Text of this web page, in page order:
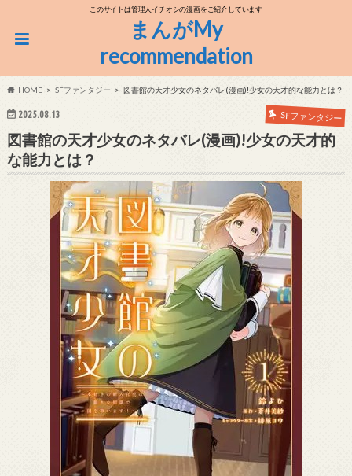
このサイトは管理人イチオシの漫画をご紹介しています
まんがMy
recommendation
HOME SFファンタジー 図書館の天才少女のネタバレ(漫画)!少女の天才的な能力とは？
2025.08.13 SFファンタジー
図書館の天才少女のネタバレ(漫画)!少女の天才的
な能力とは？